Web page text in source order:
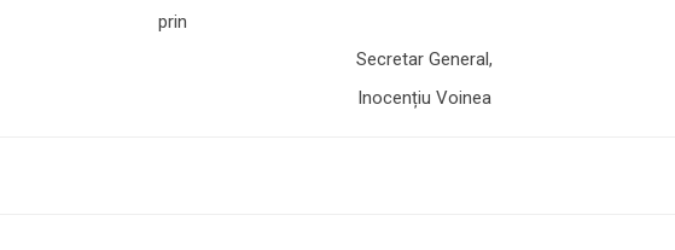
prin
Secretar General,
Diță Inocențiu Voinea